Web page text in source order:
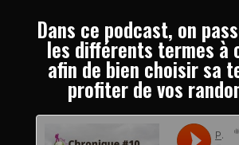
Dans ce podcast, on
les différents termes à
afin de bien choisir sa
profiter de vos